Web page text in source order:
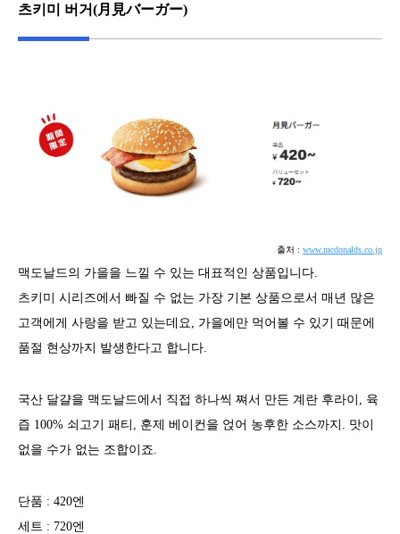
츠키미 버거(月見バーガー)
출처 : www.mcdonalds.co.jp
맥도날드의 가을을 느낄 수 있는 대표적인 상품입니다.
츠키미 시리즈에서 빠질 수 없는 가장 기본 상품으로서 매년 많은
고객에게 사랑을 받고 있는데요, 가을에만 먹어볼 수 있기 때문에
품절 현상까지 발생한다고 합니다.
국산 달걀을 맥도날드에서 직접 하나씩 쪄서 만든 계란 후라이, 육
즙 100% 쇠고기 패티, 훈제 베이컨을 얹어 농후한 소스까지. 맛이
없을 수가 없는 조합이죠.
단품 : 420엔
세트 : 720엔